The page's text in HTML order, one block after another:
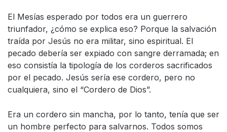
El Mesías esperado por todos era un guerrero
triunfador, ¿cómo se explica eso? Porque la salvación
traída por Jesús no era militar, sino espiritual. El
pecado debería ser expiado con sangre derramada; en
eso consistía la tipología de los corderos sacrificados
por el pecado. Jesús sería ese cordero, pero no
cualquiera, sino el “Cordero de Dios”.
Era un cordero sin mancha, por lo tanto, tenía que ser
un hombre perfecto para salvarnos. Todos somos